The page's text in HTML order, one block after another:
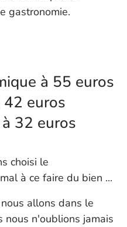
gastronomie.
à 55 euros
42 euros
32 euros
choisi le
à ce faire du bien ...
allons dans le
nous n'oublions jamais